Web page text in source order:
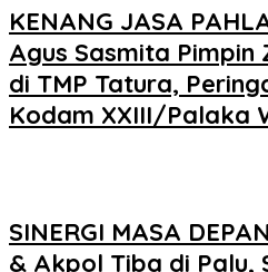
KENANG JASA
Agus Sasmita
di TMP Tatura,
Kodam XXIII/Palaka
SINERGI MASA
& Akpol Tiba di Palu,